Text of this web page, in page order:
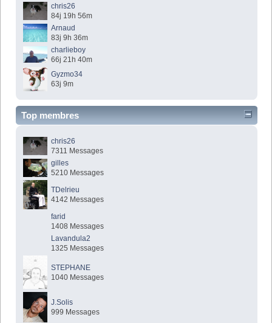
chris26
84j 19h 56m
Arnaud
83j 9h 36m
charlieboy
66j 21h 40m
Gyzmo34
63j 9m
Top membres
chris26
7311 Messages
gilles
5210 Messages
TDelrieu
4142 Messages
farid
1408 Messages
Lavandula2
1325 Messages
STEPHANE
1040 Messages
J.Solis
999 Messages